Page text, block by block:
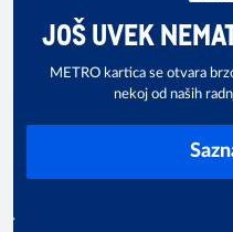
JOŠ UVEK
METRO kartica se otvara
nekoj od naših